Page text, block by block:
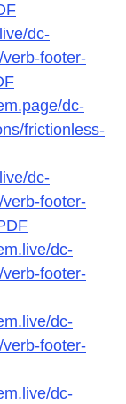
dc-
footer-
dc-
frictionless-
dc-
footer-
dc-
footer-
dc-
footer-
dc-